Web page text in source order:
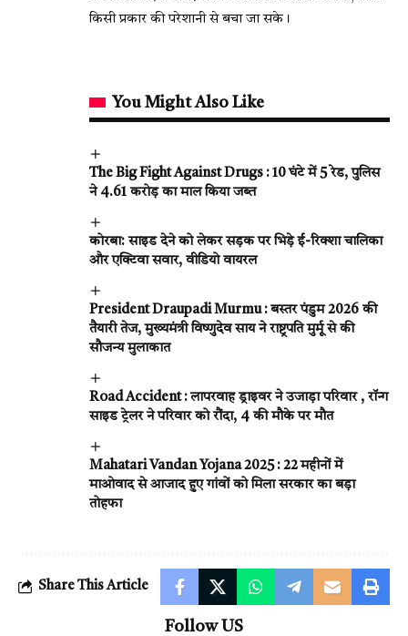
किसी प्रकार की परेशानी से बचा जा सके।
You Might Also Like
The Big Fight Against Drugs : 10 घंटे में 5 रेड, पुलिस
ने 4.61 करोड़ का माल किया जब्त
कोरबा: साइड देने को लेकर सड़क पर भिड़े ई-रिक्शा चालिका
और एक्टिवा सवार, वीडियो वायरल
President Draupadi Murmu : बस्तर पंडुम 2026 की
तैयारी तेज, मुख्यमंत्री विष्णुदेव साय ने राष्ट्रपति मुर्मू से की
सौजन्य मुलाकात
Road Accident : लापरवाह ड्राइवर ने उजाड़ा परिवार , रॉन्ग
साइड ट्रेलर ने परिवार को रौंदा, 4 की मौके पर मौत
Mahatari Vandan Yojana 2025 : 22 महीनों में
माओवाद से आजाद हुए गांवों को मिला सरकार का बड़ा
तोहफा
Share This Article
Follow US